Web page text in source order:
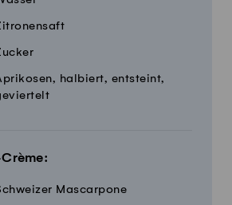
halbiert, entsteint,
Mascarpone